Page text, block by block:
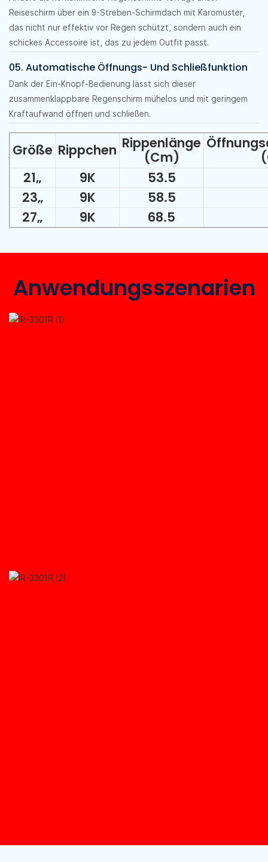
Reiseschirm über ein 9-Streben-Schirmdach mit Karomuster,
das nicht nur effektiv vor Regen schützt, sondern auch ein
schickes Accessoire ist, das zu jedem Outfit passt.
05. Automatische Öffnungs- Und Schließfunktion
Dank der Ein-Knopf-Bedienung lässt sich dieser
zusammenklappbare Regenschirm mühelos und mit geringem
Kraftaufwand öffnen und schließen.
Größe Rippchen Rippenlänge
(cm)
21„ 9K
53.5
23„ 9K 58.5
27„ 9K 68.5
Anwendungsszenarien